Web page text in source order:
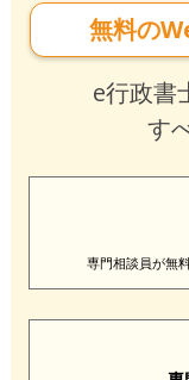
無料の
e行政書
す
専門相談員が無